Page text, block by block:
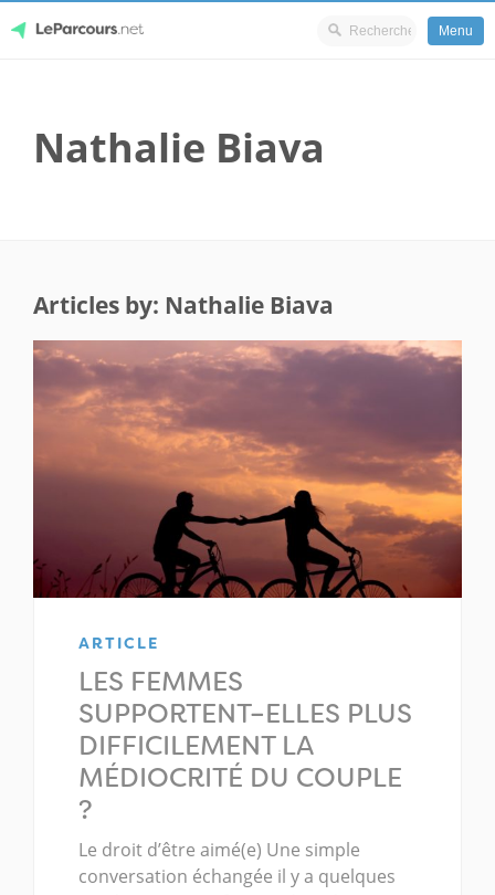
content
Menu
Nathalie Biava
Articles by: Nathalie Biava
ARTICLE
LES FEMMES
SUPPORTENT–ELLES PLUS
DIFFICILEMENT LA
MÉDIOCRITÉ DU COUPLE
?
Le droit d’être aimé(e) Une simple
conversation échangée il y a quelques